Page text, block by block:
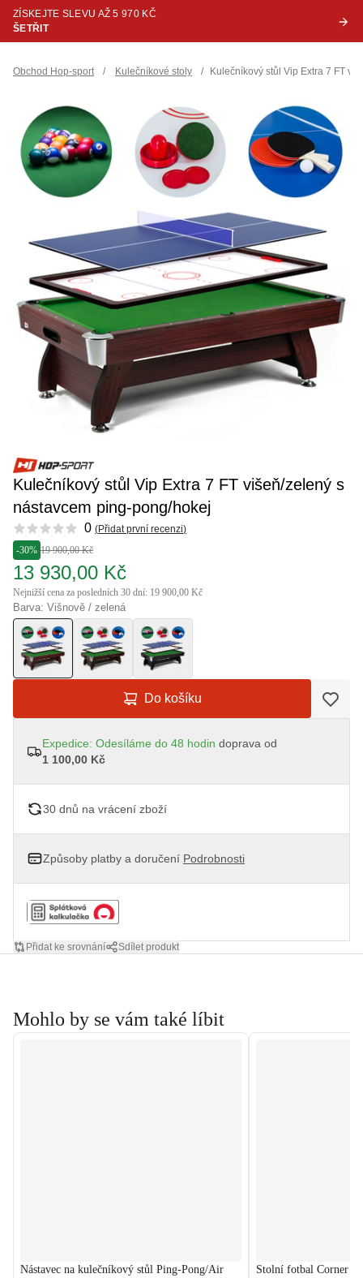
ZÍSKEJTE SLEVU AŽ 5 970 KČ
ŠETŘIT
Obchod Hop-sport / Kulečníkové stoly / Kulečníkový stůl Vip Extra 7 FT
Kulečníkový stůl Vip Extra 7 FT višeň/zelený s
nástavcem ping-pong/hokej
Reviews 0 (Přidat první recenzi)
-30% 19 900,00 Kč
13 930,00 Kč
Nejnižší cena za posledních 30 dní: 19 900,00 Kč
Barva: Višnově / zelená
Do košíku
Expedice: Odesíláme do 48 hodin doprava od
1 100,00 Kč
30 dnů na vrácení zboží
Způsoby platby a doručení Podrobnosti
Přidat ke srovnání Sdílet produkt
Mohlo by se vám také líbit
Nástavec na kulečníkový stůl Ping-Pong/Air
Stolní fotbal Corner